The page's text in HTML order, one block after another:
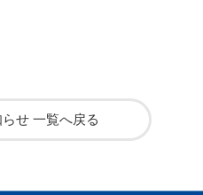
せ 一覧へ戻る